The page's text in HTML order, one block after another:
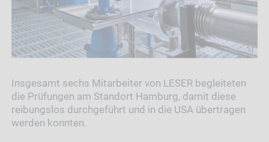
Insgesamt sechs Mitarbeiter von LESER begleiteten
die Prüfungen am Standort Hamburg, damit diese
reibungslos durchgeführt und in die USA übertragen
werden konnten.